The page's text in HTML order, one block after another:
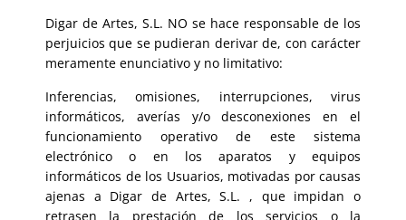
Digar de Artes, S.L. NO se hace responsable de los
perjuicios que se pudieran derivar de, con carácter
meramente enunciativo y no limitativo:
Inferencias, omisiones, interrupciones, virus
informáticos, averías y/o desconexiones en el
funcionamiento operativo de este sistema
electrónico o en los aparatos y equipos
informáticos de los Usuarios, motivadas por causas
ajenas a Digar de Artes, S.L. , que impidan o
retrasen la prestación de los servicios o la